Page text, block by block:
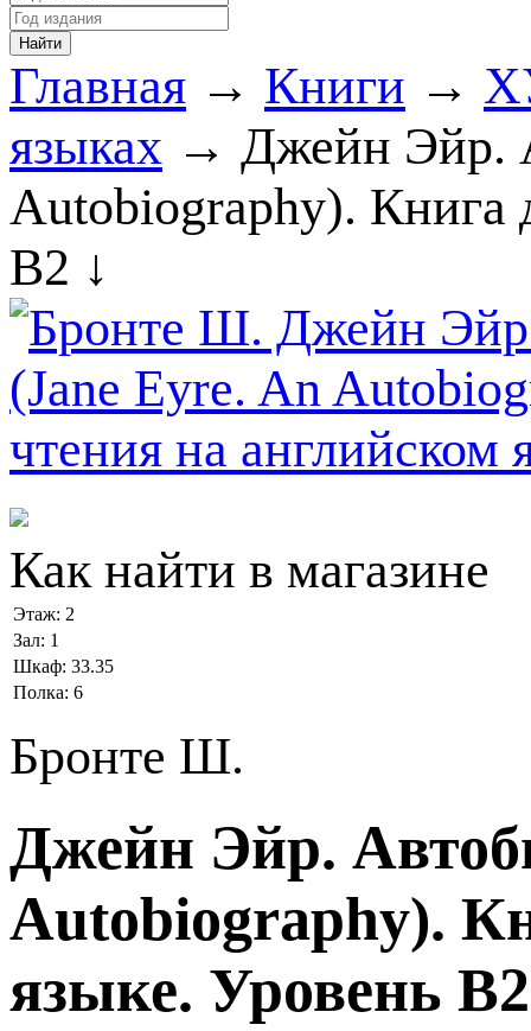
Главная → Книги →
языках → Джейн Эйр.
Autobiography). Книга
В2 ↓
Как найти в магазине
Этаж: 2
Зал: 1
Шкаф: 33.35
Полка: 6
Бронте Ш.
Джейн Эйр.
Autobiography).
языке. Уровень В2